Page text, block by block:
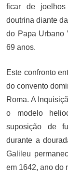
ficar de
doutrina diante
do Papa Urbano
69 anos.
Este confronto
do convento
Roma. A
o modelo
suposição de
durante a
Galileu
em 1642, ano do